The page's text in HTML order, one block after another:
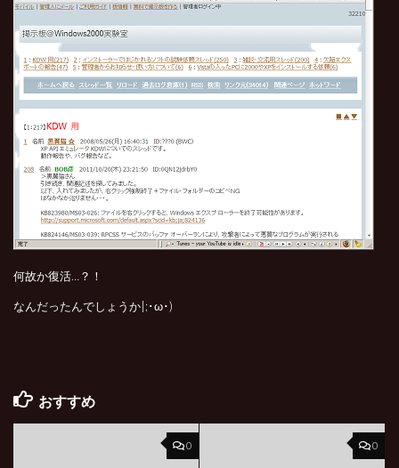
何故か復活…？！
なんだったんでしょうか|;･ω･)
おすすめ
0 0